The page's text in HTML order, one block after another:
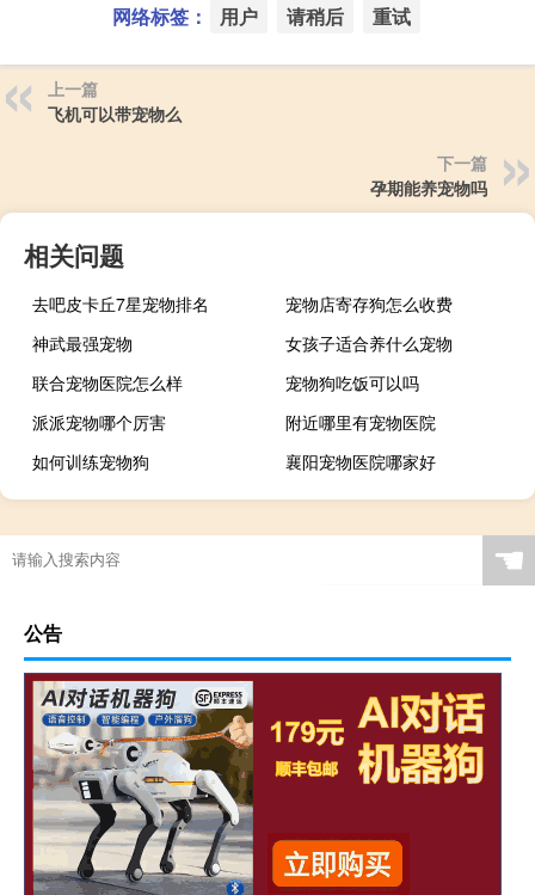
网络标签： 用户 请稍后 重试
上一篇
飞机可以带宠物么
下一篇
孕期能养宠物吗
相关问题
去吧皮卡丘7星宠物排名
宠物店寄存狗怎么收费
神武最强宠物
女孩子适合养什么宠物
联合宠物医院怎么样
宠物狗吃饭可以吗
派派宠物哪个厉害
附近哪里有宠物医院
如何训练宠物狗
襄阳宠物医院哪家好
☚
公告